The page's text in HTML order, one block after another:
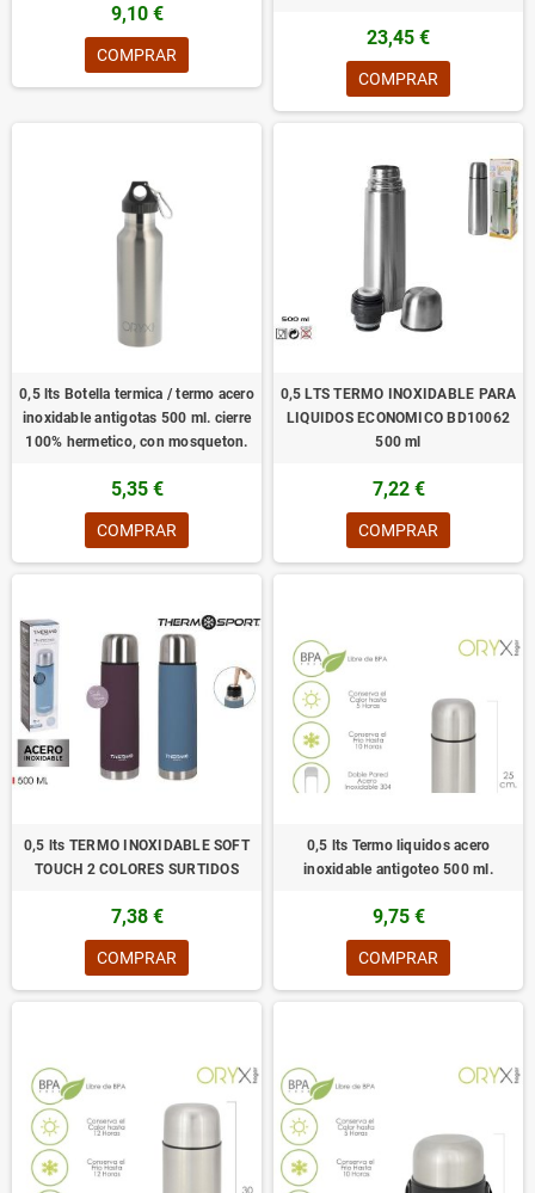
9,10 €
COMPRAR
23,45 €
COMPRAR
0,5 lts Botella termica / termo acero
inoxidable antigotas 500 ml. cierre
100% hermetico, con mosqueton.
5,35 €
COMPRAR
0,5 LTS TERMO INOXIDABLE PARA
LIQUIDOS ECONOMICO BD10062
500 ml
7,22 €
COMPRAR
0,5 lts TERMO INOXIDABLE SOFT
TOUCH 2 COLORES SURTIDOS
7,38 €
COMPRAR
0,5 lts Termo liquidos acero
inoxidable antigoteo 500 ml.
9,75 €
COMPRAR